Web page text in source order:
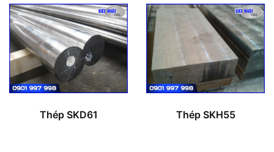
Thép SKD61 Thép SKH55